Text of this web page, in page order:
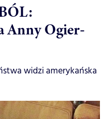
Anny Ogier-
widzi amerykańska